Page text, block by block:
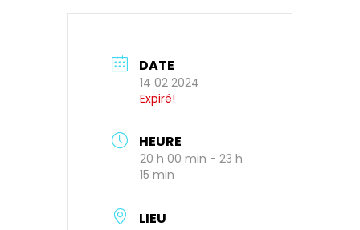
DATE
14 02 2024
Expiré!
HEURE
20 h 00 min - 23 h
15 min
LIEU